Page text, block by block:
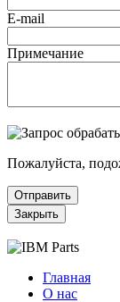
E-mail
Примечание
Пожалуйста,
Отправить
Закрыть
Главная
О нас